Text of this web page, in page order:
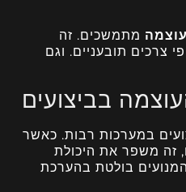
מתמשכים. זה
צרכים תובעניים. וגם
בביצועים
במערכות רבות. כאשר
זה משפר את היכולת
בולטת בהערכת